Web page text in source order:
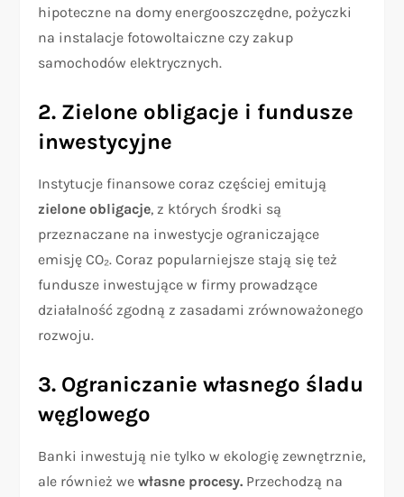
hipoteczne na domy energooszczędne, pożyczki
na instalacje fotowoltaiczne czy zakup
samochodów elektrycznych.
2. Zielone obligacje i fundusze
inwestycyjne
Instytucje finansowe coraz częściej emitują
zielone obligacje, z których środki są
przeznaczane na inwestycje ograniczające
emisję CO₂. Coraz popularniejsze stają się też
fundusze inwestujące w firmy prowadzące
działalność zgodną z zasadami zrównoważonego
rozwoju.
3. Ograniczanie własnego śladu
węglowego
Banki inwestują nie tylko w ekologię zewnętrznie,
ale również wewłasne procesy. Przechodzą na